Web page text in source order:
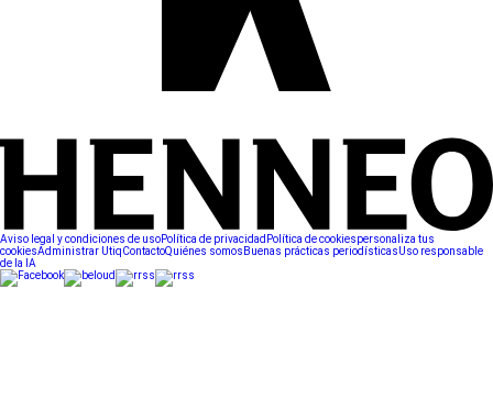
Aviso legal y condiciones de usoPolítica de privacidad Política de cookiespersonaliza tus
cookiesAdministrar UtiqContactoQuiénes somos Buenas prácticas periodísticasUso responsable
de la IA